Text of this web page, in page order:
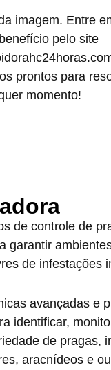
imagem. Entre
pelo site
prontos para
momento!
de controle de
garantir
de infestações
avançadas e
identificar,
de pragas,
aracnídeos e